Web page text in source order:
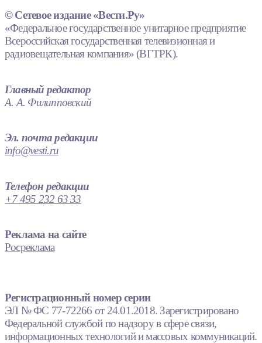
© Сетевое издание «Вести.Ру»
«Федеральное государственное унитарное предприятие
Всероссийская государственная телевизионная и
радиовещательная компания» (ВГТРК).
Главный редактор
А. А. Филипповский
Эл. почта редакции
info@vesti.ru
Телефон редакции
+7 495 232 63 33
Реклама на сайте
Росреклама
Регистрационный номер серии
ЭЛ № ФС 77-72266 от 24.01.2018. Зарегистрировано
Федеральной службой по надзору в сфере связи,
информационных технологий и массовых коммуникаций.